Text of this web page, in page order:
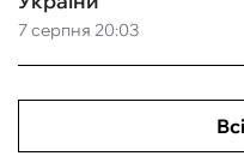
7 серпня 20:03